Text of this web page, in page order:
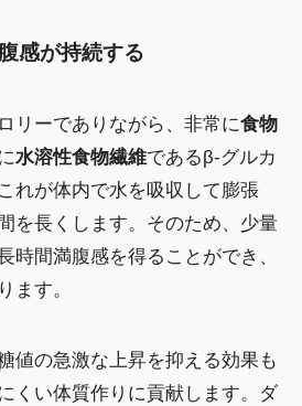
感が持続する
リーでありながら、非常に食物
水溶性食物繊維であるβ-グルカ
れが体内で水を吸収して膨張
を長くします。そのため、少量
時間満腹感を得ることができ、
ます。
値の急激な上昇を抑える効果も
くい体質作りに貢献します。ダ